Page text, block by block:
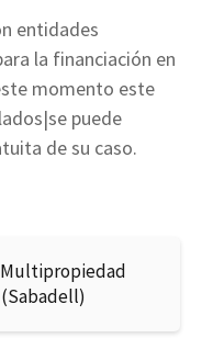
entidades
la financiación en
momento este
puede
de su caso.
Multipropiedad
(Sabadell)